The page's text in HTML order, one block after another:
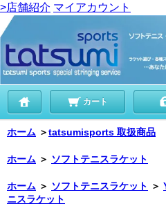
>店舗紹介 マイアカウント
カート
ホーム ＞tatsumisports 取扱商品
ホーム ＞ ソフトテニスラケット
ホーム ＞ ソフトテニスラケット ＞
ニスラケット